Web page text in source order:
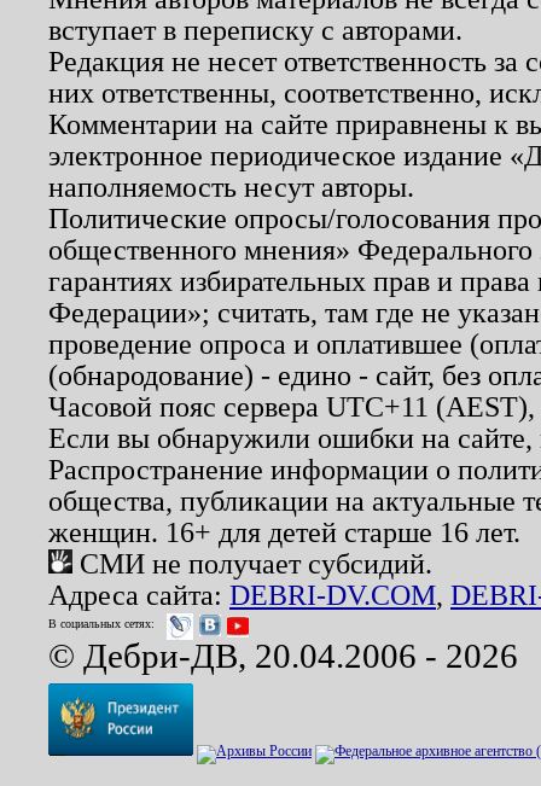
вступает в переписку с авторами.
Редакция не несет ответственность
них ответственны, соответственно,
Комментарии на сайте приравнены к
электронное периодическое издание
наполняемость несут авторы.
Политические опросы/голосования
общественного мнения»
гарантиях избирательных прав и
Федерации»; считать, там где не
проведение опроса и оплатившее
(обнародование) - едино - сайт, без
Часовой пояс сервера UTC+11
Если вы обнаружили ошибки на
Распространение информации о
общества, публикации на актуальные
женщин. 16+ для детей старше 16 лет.
СМИ не получает субсидий.
Адреса сайта: DEBRI-DV.COM,
В социальных сетях:
© Дебри-ДВ, 20.04.2006 - 2026